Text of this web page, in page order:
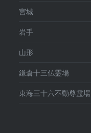
宮城
岩手
山形
鎌倉十三仏霊場
東海三十六不動尊霊場